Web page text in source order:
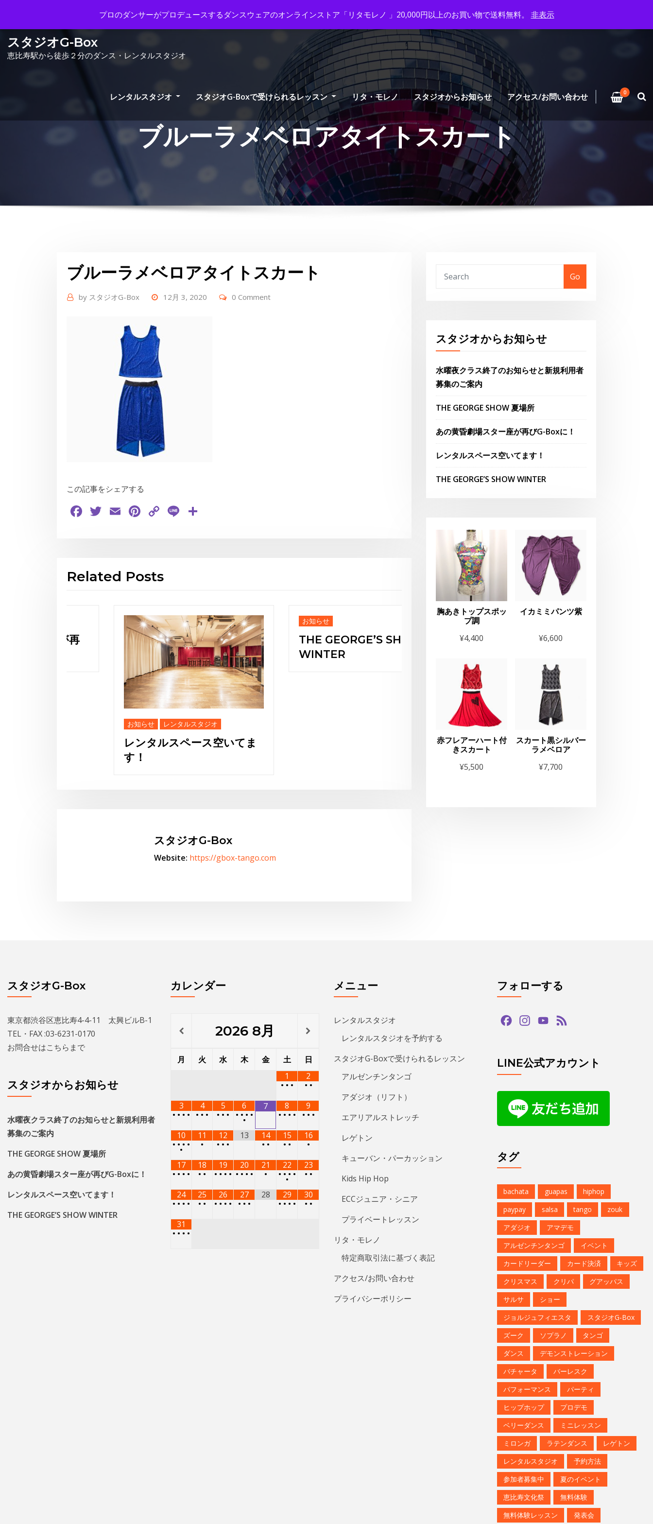
Mon - Sun 10.00 - 23.00 info@gbox-tango.com +03-6231-0170
スタジオG-Box
恵比寿駅から徒歩２分のダンス・レンタルスタジオ
レンタルスタジオ スタジオG-Boxで受けられるレッスン リタ・モレノ スタジオからお知らせ アクセス/お問い合わせ 0
ブルーラメベロアタイトスカート
ブルーラメベロアタイトスカート
by スタジオG-Box 12月 3, 2020 0 Comment
この記事をシェアする
Facebook
Twitter
EmailPinterest
Copy
Line
Related Posts
レンタルスタジオ
レンタルスペース空いてま
お知らせ
THE GEORGE’S SHOW
WINTER
Japanese
スタジオG-Box
Website: https://gbox-tango.com
Go
スタジオからお知らせ
水曜夜クラス終了のお知らせと新規利用者
募集のご案内
THE GEORGE SHOW 夏場所
あの黄昏劇場スター座が再びG-Boxに！
レンタルスペース空いてます！
THE GEORGE’S SHOW WINTER
胸あきトップスポッ
プ調
¥4,400
イカミミパンツ紫
¥6,600
赤フレアーハート付
きスカート
¥5,500
スカート黒シルバー
ラメベロア
¥7,700
スタジオG-Box
東京都渋谷区恵比寿4-4-11 太興ビルB-1
TEL・FAX :03-6231-0170
お問合せは こちら まで
スタジオからお知らせ
水曜夜クラス終了のお知らせと新規利用者
募集のご案内
THE GEORGE SHOW 夏場所
あの黄昏劇場スター座が再びG-Boxに！
レンタルスペース空いてます！
THE GEORGE’S SHOW WINTER
カレンダー
2026 8月
月 火 水 木 金 土
日
1
•••
2
••
3
••••
4
•••
5
•••
6
••••
•
7
8
••••
9
•••
10
••••
11
•
12
•••
13
14
••
15
••
16
•
17
••••
18
••
19
••••
20
••••
21
•
22
••••
•
23
••
24
••••
25
••
26
••••
27
•••
28
29
••••
30
••
31
••••
メニュー
レンタルスタジオ
レンタルスタジオを予約する
スタジオG-Boxで受けられるレッスン
アルゼンチンタンゴ
アダジオ（リフト）
エアリアルストレッチ
レゲトン
キューバン・パーカッション
Kids Hip Hop
ECCジュニア・シニア
プライベートレッスン
リタ・モレノ
特定商取引法に基づく表記
アクセス/お問い合わせ
プライバシーポリシー
フォローする
FacebookInstagramYouTube
LINE公式アカウント
タグ
bachata guapas
hiphop
paypay
salsa tango
zouk
アダジオ
アマデモ
アルゼンチンタンゴ
イベント
カードリーダー
カード決済
キッズ
クリスマス
クリパ
グアッパス
サルサ
ショー
ジョルジュフィエスタ
スタジオG-Box
ズーク
ソプラノ
タンゴ
ダンス
デモンストレーション
バチャータ
バーレスク
パフォーマンス
パーティ
ヒップホップ
プロデモ
ベリーダンス
ミニレッスン
ミロンガ
ラテンダンス
レゲトン
レンタルスタジオ
予約方法
参加者募集中
夏のイベント
恵比寿文化祭
無料体験
無料体験レッスン
発表会
プロのダンサーがプロデュースするダンスウェアのオンラインストア「リタモレノ 」20,000円以上のお買い物で送料無料。 非表示